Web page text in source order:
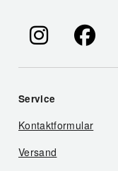
Service
Kontaktformular
Versand